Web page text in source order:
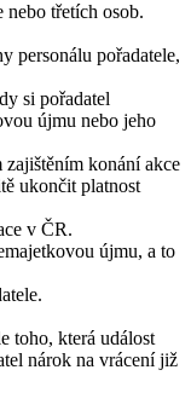
třetích osob.
personálu pořadatele,
si pořadatel
újmu nebo jeho
konání akce
ukončit platnost
v ČR.
újmu, a to
toho, která událost
nárok na vrácení již